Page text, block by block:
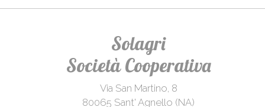
Solagri
Società Cooperativa
Via San Martino, 8
80065 Sant' Agnello (NA)